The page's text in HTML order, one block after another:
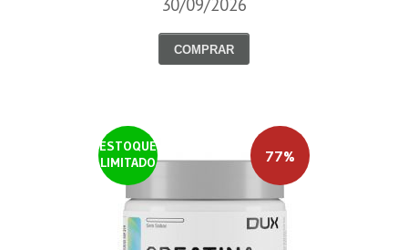
30/09/2026
COMPRAR
ESTOQUE
LIMITADO
77%